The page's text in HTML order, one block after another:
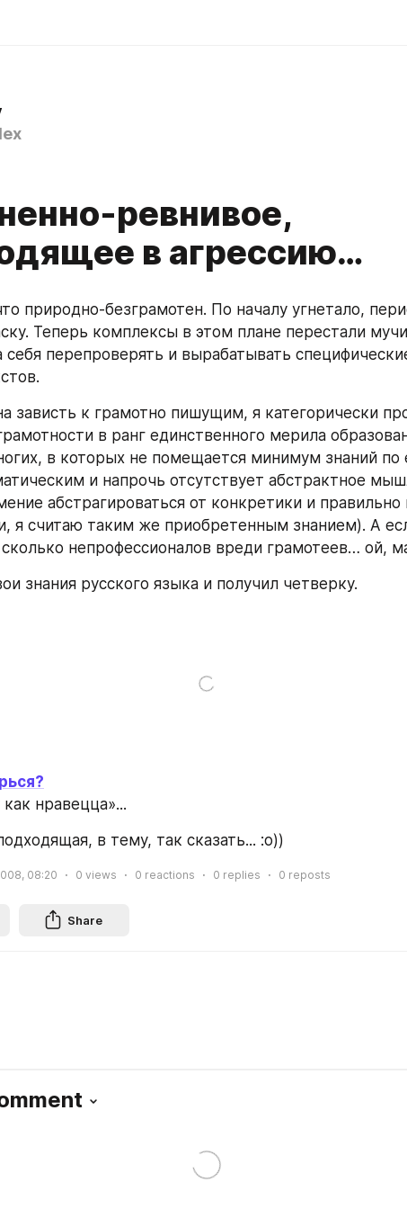
ревнивое,
в агрессию…
природно-безграмотен. По началу угнетало,
Теперь комплексы в этом плане перестали
себя перепроверять и вырабатывать
зависть к грамотно пишущим, я категорически
в ранг единственного мерила
в которых не помещается минимум знаний по
и напрочь отсутствует абстрактное
абстрагироваться от конкретики и правильно
я считаю таким же приобретенным знанием). А
сколько непрофессионалов вреди грамотеев… ой,
знания русского языка и получил четверку.
нравецца»...
в тему, так сказать... :о))
08:20 0 views 0 reactions 0 replies 0 reposts
Share